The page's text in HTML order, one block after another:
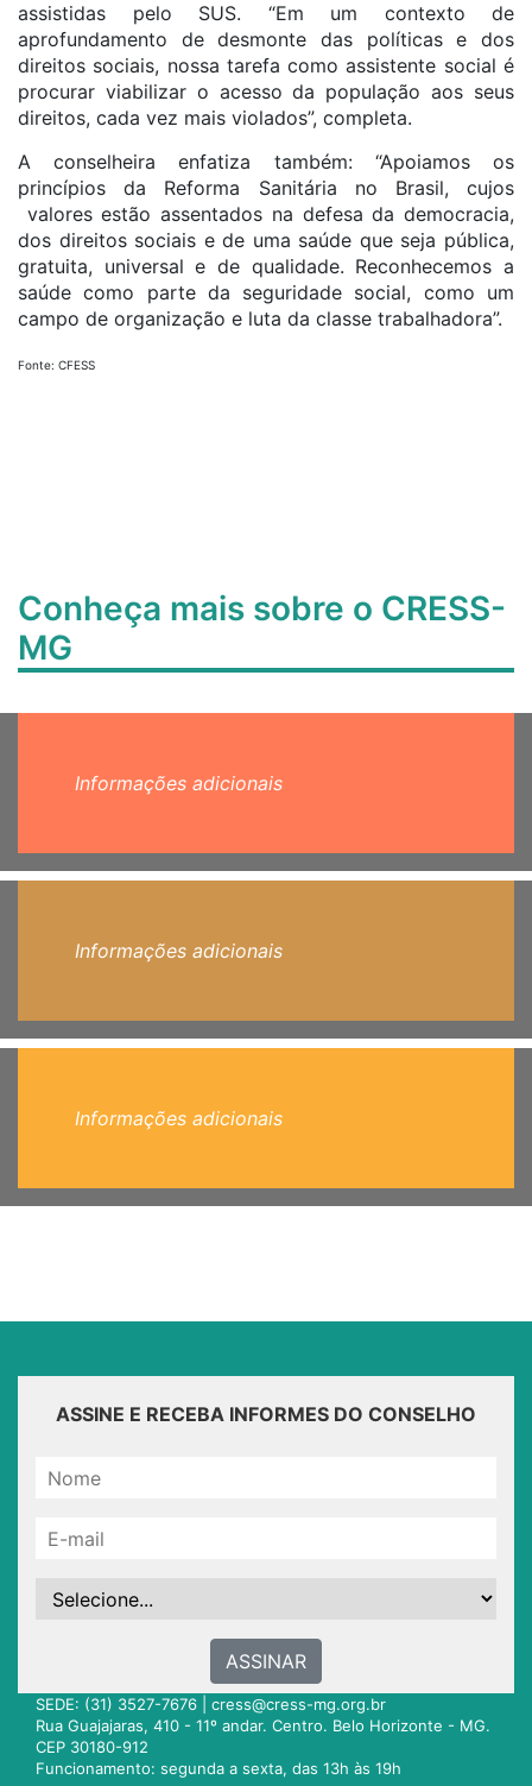
assistidas pelo SUS. “Em um contexto de
aprofundamento de desmonte das políticas e dos
direitos sociais, nossa tarefa como assistente social é
procurar viabilizar o acesso da população aos seus
direitos, cada vez mais violados”, completa.
A conselheira enfatiza também: “Apoiamos os
princípios da Reforma Sanitária no Brasil, cujos
valores estão assentados na defesa da democracia,
dos direitos sociais e de uma saúde que seja pública,
gratuita, universal e de qualidade. Reconhecemos a
saúde como parte da seguridade social, como um
campo de organização e luta da classe trabalhadora”.
Fonte: CFESS
Conheça mais sobre o CRESS-
MG
Informações adicionais
Informações adicionais
Informações adicionais
ASSINE E RECEBA INFORMES DO CONSELHO
ASSINAR
SEDE: (31) 3527-7676 | cress@cress-mg.org.br
Rua Guajajaras, 410 - 11º andar. Centro. Belo Horizonte - MG.
CEP 30180-912
Funcionamento: segunda a sexta, das 13h às 19h